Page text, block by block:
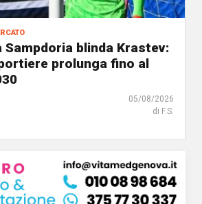
Sampdoria blinda Krastev:
prolunga fino al
05/08/2026
di F.S.